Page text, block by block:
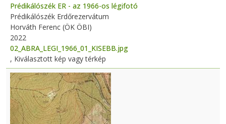
Prédikálószék ER - az 1966-os légifotó
Prédikálószék Erdőrezervátum
Horváth Ferenc (ÖK ÖBI)
2022
02_ABRA_LEGI_1966_01_KISEBB.jpg
, Kiválasztott kép vagy térkép